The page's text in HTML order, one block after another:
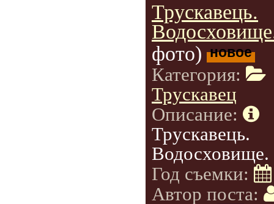
Трускавець.
фото) новое
Категория:
Трускавец
Описание:
Трускавець.
Водосховище.
Год съемки:
Автор поста: